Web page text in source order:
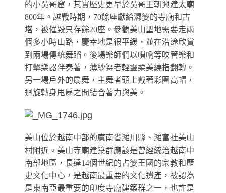
的小吳哥窟，其實歷史更早於吳哥王朝興建太廟
800年。越戰時期，70餘座獻給濕婆的寺廟和古
塔，被催毀只存餘20座。 參觀美山聖地需要走兩
個多小時山路，慶幸地是很平緩，並在沿途欣賞
到兩場傳統舞蹈。後場樂師們以嗩吶等吹管樂和
打擊樂器伴奏著，薄紗舞者輕靈柔美繞指翻轉。
另一場戶外的扇舞，主舞者頭上戴著彩圈高帽，
迴旋轉身甩扇之間結合著力與美。
美山位於越南中部的廣南省濰川縣、濰富社美山
村附近。美山寺廟建築群應該是曾經統治越南中
南部地區，長達14個世紀的占婆王國的宗教和歷
史文化中心，是越南最重要的文化遺產，被認為
是東南亞最重要的印度寺廟建築群之一，也許是